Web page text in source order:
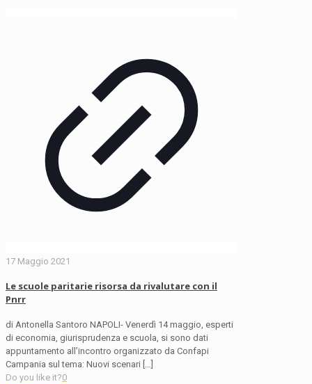
17 Maggio 2021
Le scuole paritarie risorsa da rivalutare con il
Pnrr
di Antonella Santoro NAPOLI- Venerdì 14 maggio, esperti
di economia, giurisprudenza e scuola, si sono dati
appuntamento all’incontro organizzato da Confapi
Campania sul tema: Nuovi scenari […]
Do you like it?0